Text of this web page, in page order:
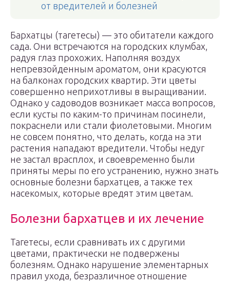
от вредителей и болезней
Бархатцы (тагетесы) — это обитатели каждого
сада. Они встречаются на городских клумбах,
радуя глаз прохожих. Наполняя воздух
непревзойденным ароматом, они красуются
на балконах городских квартир. Эти цветы
совершенно неприхотливы в выращивании.
Однако у садоводов возникает масса вопросов,
если кусты по каким-то причинам посинели,
покраснели или стали фиолетовыми. Многим
не совсем понятно, что делать, когда на эти
растения нападают вредители. Чтобы недуг
не застал врасплох, и своевременно были
приняты меры по его устранению, нужно знать
основные болезни бархатцев, а также тех
насекомых, которые вредят этим цветам.
Болезни бархатцев и их лечение
Тагетесы, если сравнивать их с другими
цветами, практически не подвержены
болезням. Однако нарушение элементарных
правил ухода, безразличное отношение